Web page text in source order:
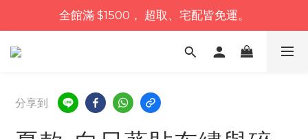
全館滿 $1500， 超取、宅配皆免運。
分享到